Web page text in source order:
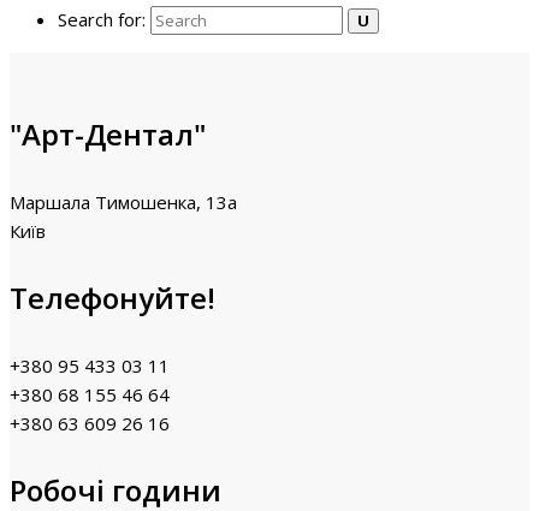
Search for:
"Арт-Дентал"
Маршала Тимошенка, 13а
Київ
Телефонуйте!
+380 95 433 03 11
+380 68 155 46 64
+380 63 609 26 16
Робочі години